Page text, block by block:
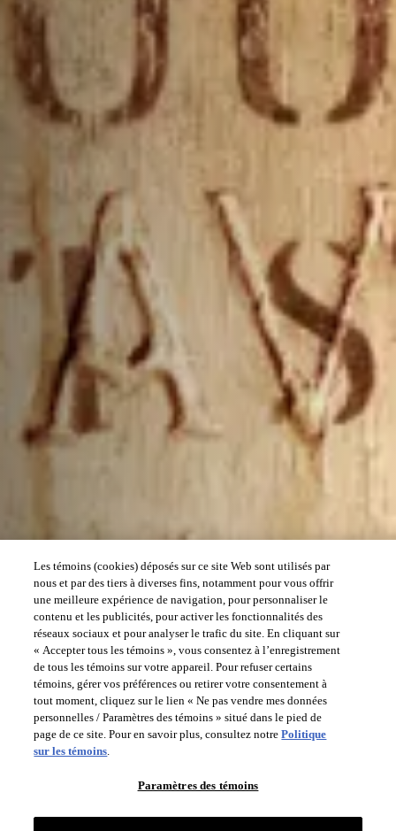
Les témoins (cookies) déposés sur ce site Web sont utilisés par
nous et par des tiers à diverses fins, notamment pour vous offrir
une meilleure expérience de navigation, pour personnaliser le
contenu et les publicités, pour activer les fonctionnalités des
réseaux sociaux et pour analyser le trafic du site. En cliquant sur
« Accepter tous les témoins », vous consentez à l’enregistrement
de tous les témoins sur votre appareil. Pour refuser certains
témoins, gérer vos préférences ou retirer votre consentement à
tout moment, cliquez sur le lien « Ne pas vendre mes données
personnelles / Paramètres des témoins » situé dans le pied de
page de ce site. Pour en savoir plus, consultez notrePolitique
sur les témoins.
Paramètres des témoins